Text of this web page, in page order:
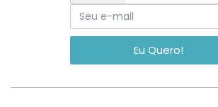
Eu Quero!